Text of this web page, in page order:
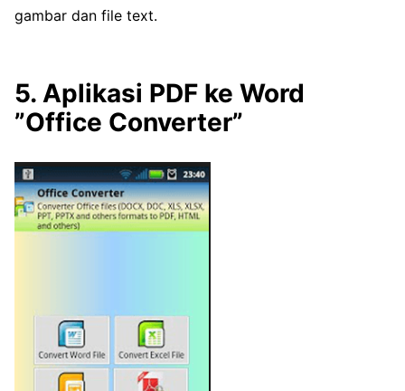
gambar dan file text.
5. Aplikasi PDF ke Word
”Office Converter”